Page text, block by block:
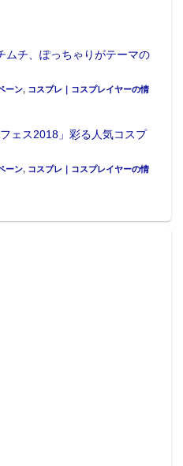
美少女戦士セーラ
ケープ(セーラージ
美少女戦士セーラ
ケープ(セーラーヴ
専門店、ホームセンター、
ムチ、ぽっちゃりがテーマの
ーン, コスプレ｜コスプレイヤーの情
ェス2018」彩る人気コスプ
ーン, コスプレ｜コスプレイヤーの情